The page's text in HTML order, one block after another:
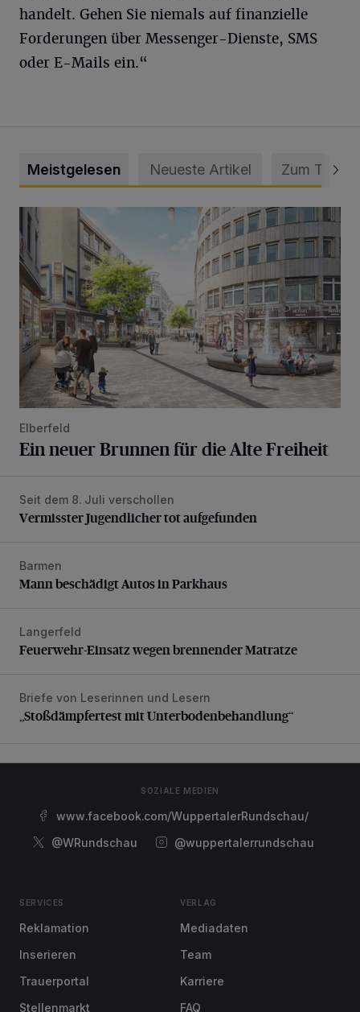
handelt. Gehen Sie niemals auf finanzielle
Forderungen über Messenger-Dienste, SMS
oder E-Mails ein.“
Meistgelesen Neueste Artikel Zum Thema
Ein neuer Brunnen für die Alte Freiheit
Elberfeld
Ein neuer Brunnen für die Alte Freiheit
Vermisster Jugendlicher tot aufgefunden
Seit dem 8. Juli verschollen
Vermisster Jugendlicher tot aufgefunden
Mann beschädigt Autos in Parkhaus
Barmen
Mann beschädigt Autos in Parkhaus
Feuerwehr-Einsatz wegen brennender Matratze
Langerfeld
Feuerwehr-Einsatz wegen brennender Matratze
„Stoßdämpfertest mit Unterbodenbehandlung“
Briefe von Leserinnen und Lesern
„Stoßdämpfertest mit Unterbodenbehandlung“
SOZIALE MEDIEN
www.facebook.com/WuppertalerRundschau/
@WRundschau
@wuppertalerrundschau
SERVICES
Reklamation
Inserieren
Trauerportal
Stellenmarkt
VERLAG
Mediadaten
Team
Karriere
FAQ